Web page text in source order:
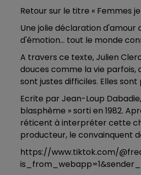
Retour sur le titre « Femmes
Une jolie déclaration d'amour
d'émotion... tout le monde
A travers ce texte, Julien
douces comme la vie parfois,
sont justes difficiles. Elles
Ecrite par Jean-Loup
blasphème » sorti en 1982.
réticent à interpréter cette
producteur, le convainquent
https://www.tiktok.com/